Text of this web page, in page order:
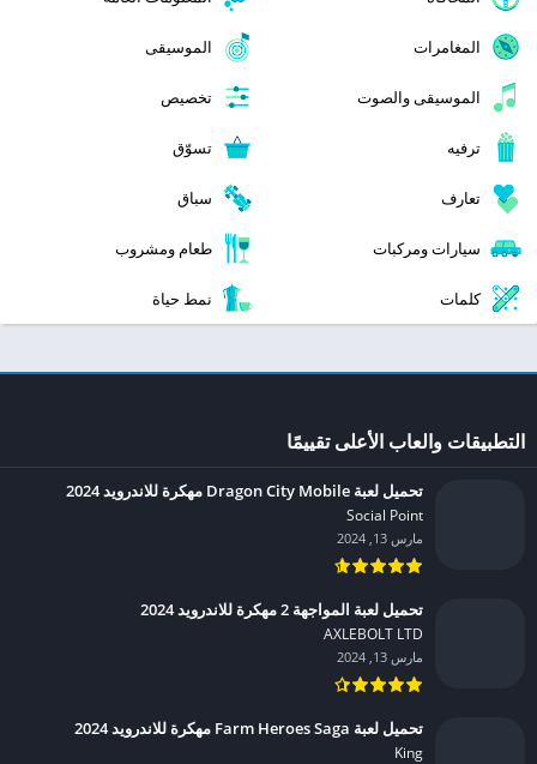
المغامرات الموسيقى
الموسيقى والصوت تخصيص
ترفيه تسوّق
تعارف سباق
سيارات ومركبات طعام ومشروب
كلمات نمط حياة
التطبيقات والعاب الأعلى تقييمًا
تحميل لعبة Dragon City Mobile مهكرة للاندرويد 2024
Social Point‏
مارس 13, 2024
تحميل لعبة المواجهة 2 مهكرة للاندرويد 2024
AXLEBOLT LTD‏
مارس 13, 2024
تحميل لعبة Farm Heroes Saga مهكرة للاندرويد 2024
King‏